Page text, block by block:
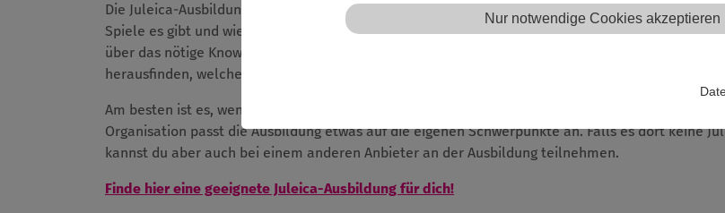
Nur notwendige Cookies akzeptieren
Die Juleica-Ausbildung ist die Basis für dein ehrenamtliches Engagement in der Jugendarbeit.
Spiele es gibt und wie man diese anleitet, welche rechtlichen Regelungen zu beachten sind
über das nötige Know-How und kannst selber Angebote der Jugendarbeit betreuen. Mit der
herausfinden, welche Kursangebote online stattfinden.
Am besten ist es, wenn du die Ausbildung bei dem Jugendverband bzw. dem Träger machst,
Organisation passt die Ausbildung etwas auf die eigenen Schwerpunkte an. Falls es dort keine
kannst du aber auch bei einem anderen Anbieter an der Ausbildung teilnehmen.
Finde hier eine geeignete Juleica-Ausbildung für dich!